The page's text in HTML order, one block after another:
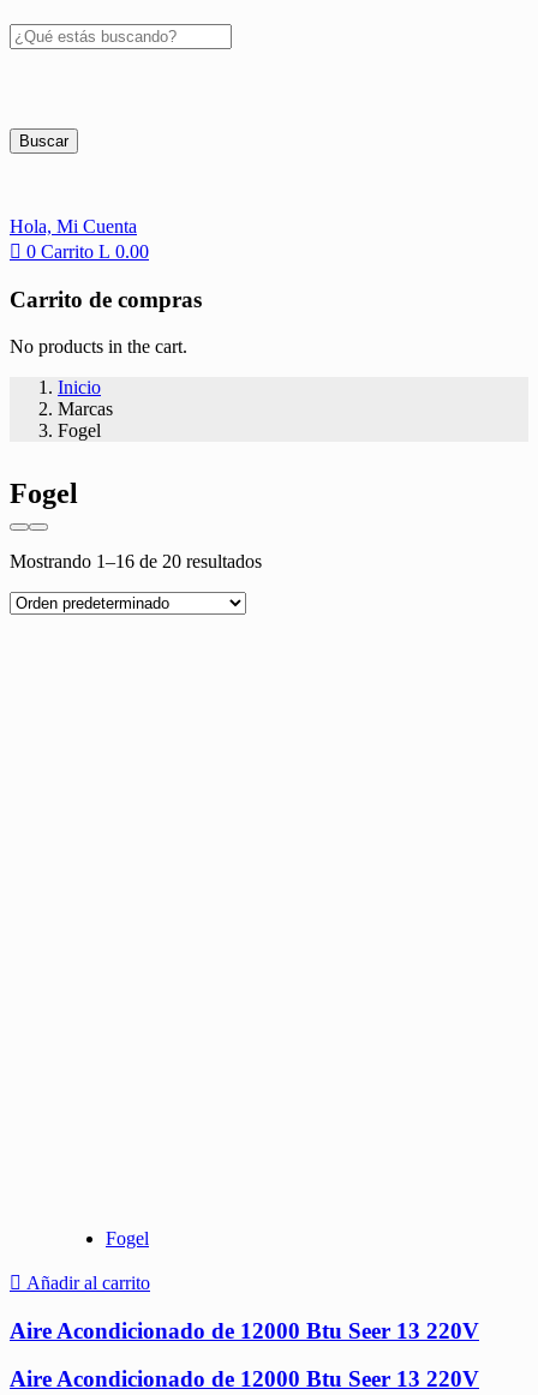
Buscar
Hola, Mi Cuenta
0 Carrito L 0.00
Carrito de compras
No products in the cart.
Inicio
Marcas
Fogel
Fogel
Mostrando 1–16 de 20 resultados
Fogel
Añadir al carrito
Aire Acondicionado de 12000 Btu Seer 13 220V
Aire Acondicionado de 12000 Btu Seer 13 220V